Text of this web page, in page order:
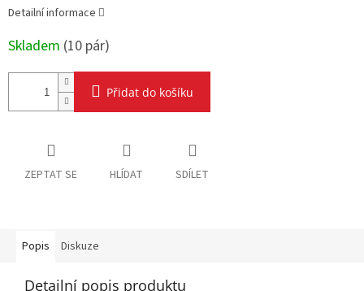
Detailní informace
Skladem (10 pár)
Přidat do košíku
ZEPTAT SE HLÍDAT SDÍLET
Popis Diskuze
Detailní popis produktu